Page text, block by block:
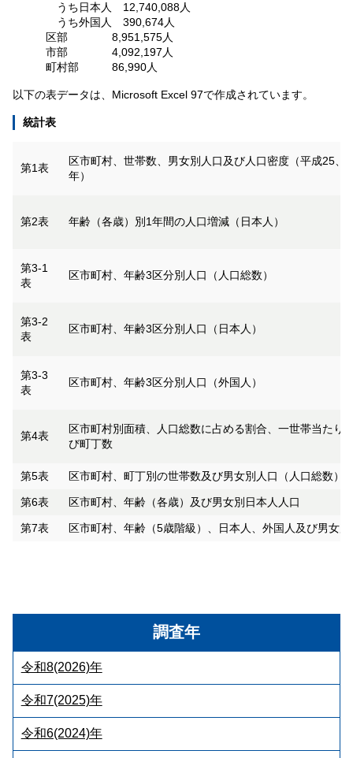
調査年
令和8(2026)年
令和7(2025)年
令和6(2024)年
うち日本人 12,740,088人
うち外国人 390,674人
区部 8,951,575人
市部 4,092,197人
町村部 86,990人
以下の表データは、Microsoft Excel 97で作成されています。
統計表
第1表
区市町村、世帯数、男女別人口及び人口密度（平成25、
年）
第2表 年齢（各歳）別1年間の人口増減（日本人）
第3-1
表
区市町村、年齢3区分別人口（人口総数）
第3-2
表
区市町村、年齢3区分別人口（日本人）
第3-3
表
区市町村、年齢3区分別人口（外国人）
第4表
区市町村別面積、人口総数に占める割合、一世帯当たり
び町丁数
第5表 区市町村、町丁別の世帯数及び男女別人口（人口総数）
第6表 区市町村、年齢（各歳）及び男女別日本人人口
第7表 区市町村、年齢（5歳階級）、日本人、外国人及び男女別